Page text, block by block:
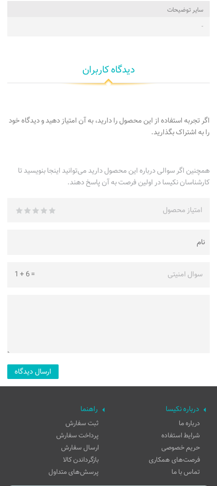
ساير توضيحات
-
دیدگاه کاربران
اگر تجربه استفاده از این محصول را دارید، به آن امتیاز دهید و دیدگاه خود
را به اشتراک بگذارید.
همچنین اگر سوالی درباره این محصول دارید می‌توانید اینجا بنویسید تا
کارشناسان نکیسا در اولین فرصت به آن پاسخ دهند.
امتیاز محصول
سوال امنیتی =
6
+
1
درباره نکیسا
درباره ما
شرایط استفاده
حریم خصوصی
فرصت‌های همکاری
تماس با ما
راهنما
ثبت سفارش
پرداخت سفارش
ارسال سفارش
بازگرداندن کالا
پرسش‌های متداول